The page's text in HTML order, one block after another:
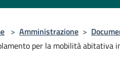
> Amministrazione >
per la mobilità abitativa